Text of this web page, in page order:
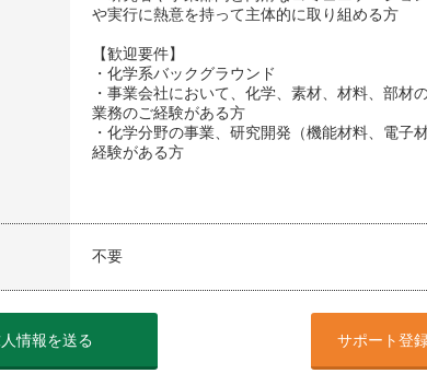
や実行に熱意を持って主体的に取り組める方
【歓迎要件】
・化学系バックグラウンド
・事業会社において、化学、素材、材料、部材
業務のご経験がある方
・化学分野の事業、研究開発（機能材料、電子
経験がある方
不要
情報を送る サポート登